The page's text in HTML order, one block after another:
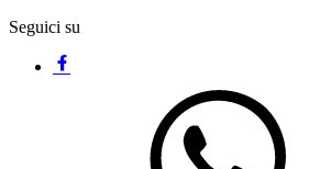
Seguici su